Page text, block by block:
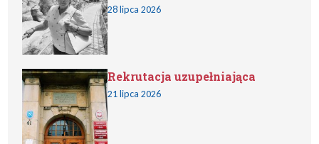
28 lipca 2026
Rekrutacja uzupełniająca
21 lipca 2026